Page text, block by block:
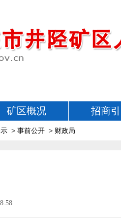
矿区概况 招商
> 事前公开 > 财政局